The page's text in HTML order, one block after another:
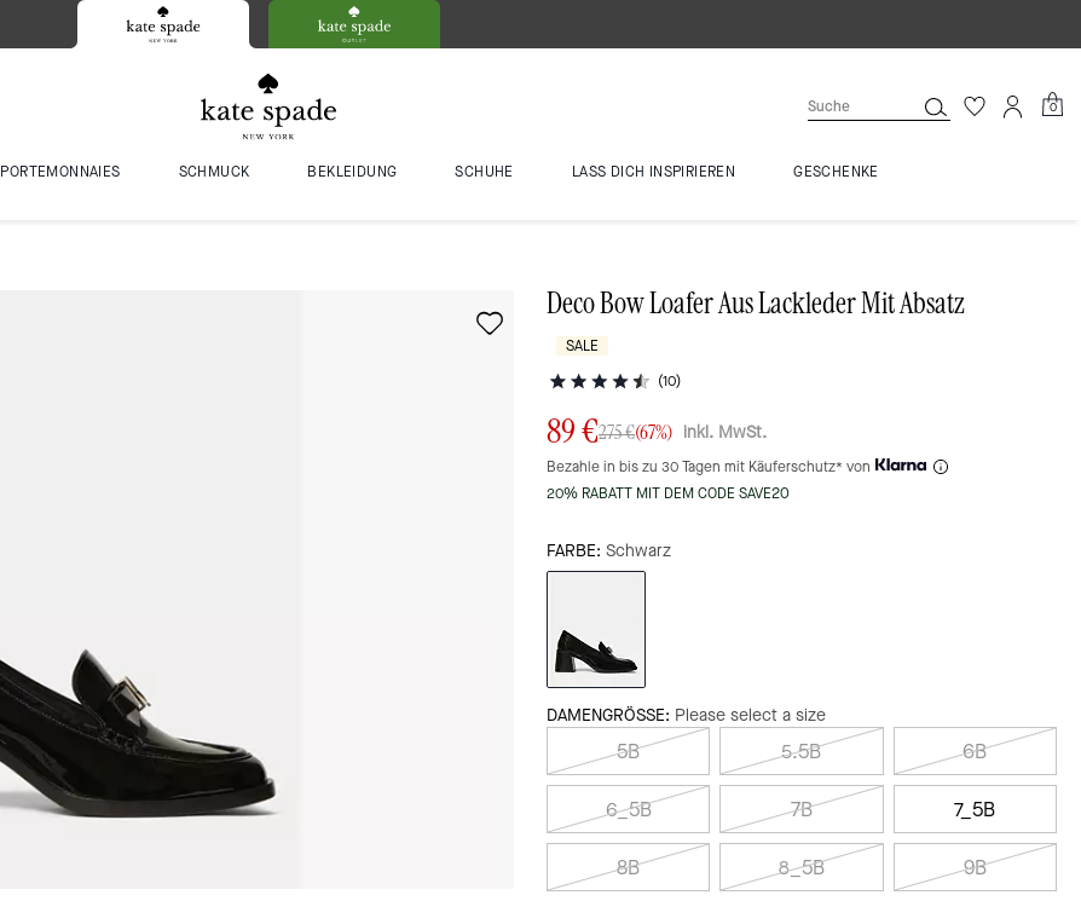
0
PORTEMONNAIES SCHMUCK BEKLEIDUNG SCHUHE LASS DICH INSPIRIEREN GESCHENKE
Deco Bow Loafer Aus Lackleder Mit Absatz
SALE
(10)
89 €275 €(67%) inkl. MwSt.
Bezahle in bis zu 30 Tagen mit Käuferschutz* von
20% RABATT MIT DEM CODE SAVE20
FARBE: Schwarz
DAMENGRÖSSE: Please select a size
5B 5.5B 6B
6_5B 7B 7_5B
8B 8_5B 9B